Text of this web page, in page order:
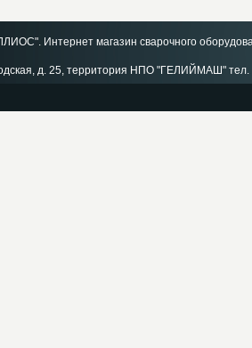
Интернет магазин сварочного
д. 25, территория НПО "ГЕЛИЙМАШ"